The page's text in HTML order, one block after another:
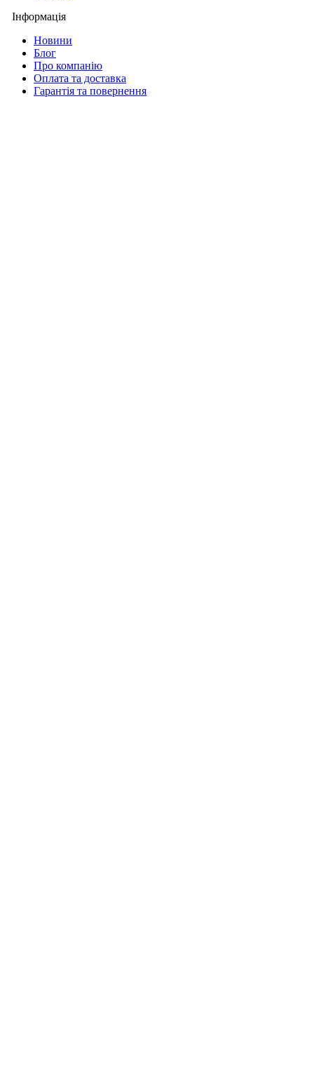
Інформація
Новини
Блог
Про компанію
Оплата та доставка
Гарантія та повернення